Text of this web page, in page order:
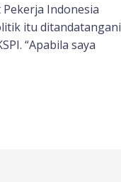
Indonesia
itu ditandatangani
“Apabila saya